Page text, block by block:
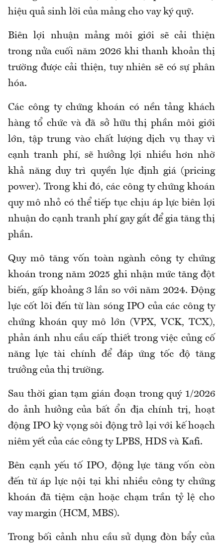
hiệu quả sinh lời của mảng cho vay ký quỹ.
Biên lợi nhuận mảng môi giới sẽ cải thiện
trong nửa cuối năm 2026 khi thanh khoản thị
trường được cải thiện, tuy nhiên sẽ có sự phân
hóa.
Các công ty chứng khoán có nền tảng khách
hàng tổ chức và đã sở hữu thị phần môi giới
lớn, tập trung vào chất lượng dịch vụ thay vì
cạnh tranh phí, sẽ hưởng lợi nhiều hơn nhờ
khả năng duy trì quyền lực định giá (pricing
power). Trong khi đó, các công ty chứng khoán
quy mô nhỏ có thể tiếp tục chịu áp lực biên lợi
nhuận do cạnh tranh phí gay gắt để gia tăng thị
phần.
Quy mô tăng vốn toàn ngành công ty chứng
khoán trong năm 2025 ghi nhận mức tăng đột
biến, gấp khoảng 3 lần so với năm 2024. Động
lực cốt lõi đến từ làn sóng IPO của các công ty
chứng khoán quy mô lớn (VPX, VCK, TCX),
phản ánh nhu cầu cấp thiết trong việc củng cố
năng lực tài chính để đáp ứng tốc độ tăng
trưởng của thị trường.
Sau thời gian tạm gián đoạn trong quý 1/2026
do ảnh hưởng của bất ổn địa chính trị, hoạt
động IPO kỳ vọng sôi động trở lại với kế hoạch
niêm yết của các công ty LPBS, HDS và Kafi.
Bên cạnh yếu tố IPO, động lực tăng vốn còn
đến từ áp lực nội tại khi nhiều công ty chứng
khoán đã tiệm cận hoặc chạm trần tỷ lệ cho
vay margin (HCM, MBS).
Trong bối cảnh nhu cầu sử dụng đòn bẩy của